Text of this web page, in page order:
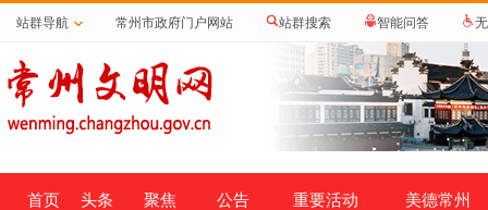
站群导航 常州市政府门户网站 站群搜索 智能问答
首页 头条 聚焦 公告 重要活动
美德常州